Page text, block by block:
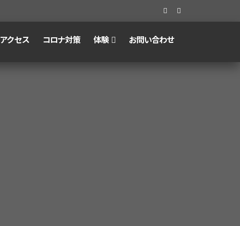
アクセス コロナ対策 体験 お問い合わせ